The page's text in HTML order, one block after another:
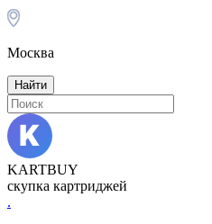
Москва
Найти
KARTBUY
скупка картриджей
.